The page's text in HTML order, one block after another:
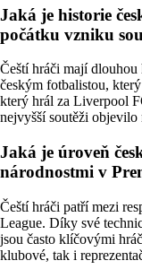
Jaká je historie
počátku vzniku
Čeští hráči mají
českým fotbalistou,
který hrál za Liverpool
nejvyšší soutěži objevilo
Jaká je úroveň
národnostmi v
Čeští hráči patří mezi
League. Díky své
jsou často klíčovými
klubové, tak i